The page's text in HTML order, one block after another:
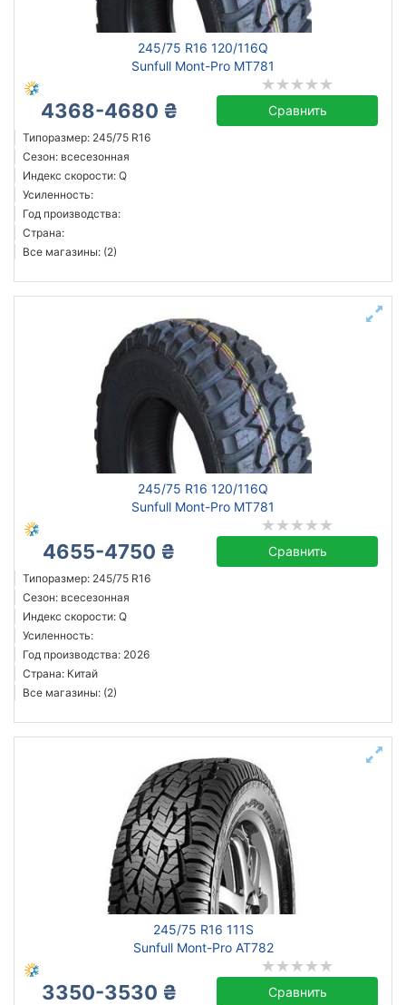
245/75 R16 120/116Q
Sunfull Mont-Pro MT781
4368-4680 ₴ Сравнить
Типоразмер: 245/75 R16
Сезон: всесезонная
Индекс скорости: Q
Усиленность:
Год производства:
Страна:
Все магазины: (2)
245/75 R16 120/116Q
Sunfull Mont-Pro MT781
4655-4750 ₴ Сравнить
Типоразмер: 245/75 R16
Сезон: всесезонная
Индекс скорости: Q
Усиленность:
Год производства: 2026
Страна: Китай
Все магазины: (2)
245/75 R16 111S
Sunfull Mont-Pro AT782
3350-3530 ₴ Сравнить